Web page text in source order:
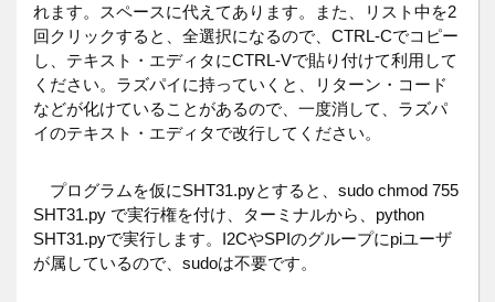
れます。スペースに代えてあります。また、リスト中を2
回クリックすると、全選択になるので、CTRL-Cでコピー
し、テキスト・エディタにCTRL-Vで貼り付けて利用して
ください。ラズパイに持っていくと、リターン・コード
などが化けていることがあるので、一度消して、ラズパ
イのテキスト・エディタで改行してください。
プログラムを仮にSHT31.pyとすると、sudo chmod 755
SHT31.py で実行権を付け、ターミナルから、python
SHT31.pyで実行します。I2CやSPIのグループにpiユーザ
が属しているので、sudoは不要です。